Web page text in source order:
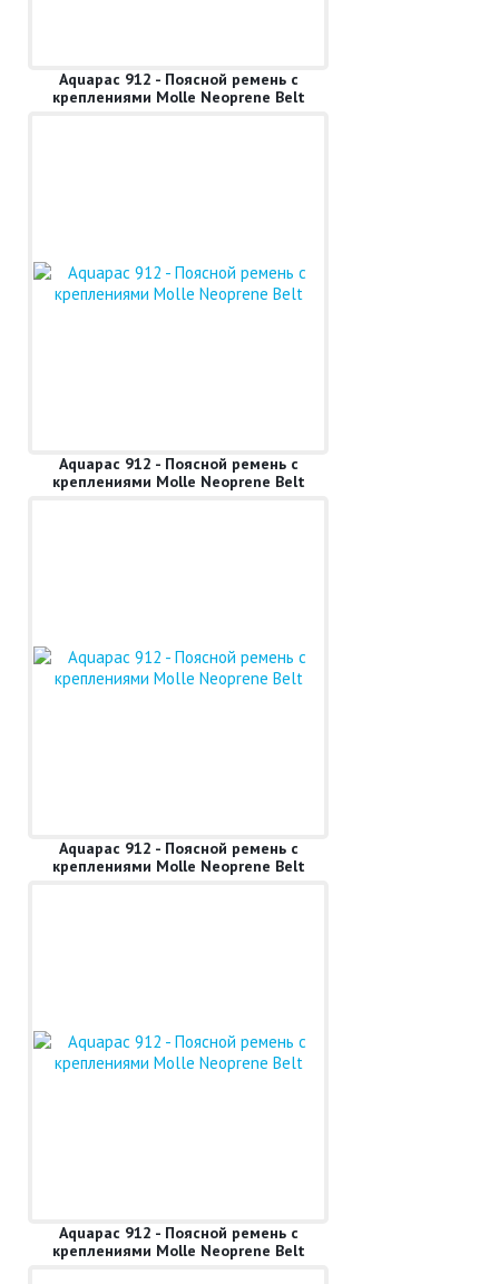
Aquapac 912 - Поясной ремень с
креплениями Molle Neoprene Belt
Aquapac 912 - Поясной ремень с
креплениями Molle Neoprene Belt
Aquapac 912 - Поясной ремень с
креплениями Molle Neoprene Belt
Aquapac 912 - Поясной ремень с
креплениями Molle Neoprene Belt